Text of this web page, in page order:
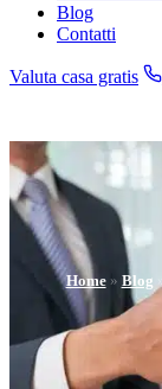
Blog
Contatti
Valuta casa gratis
Home» Blog